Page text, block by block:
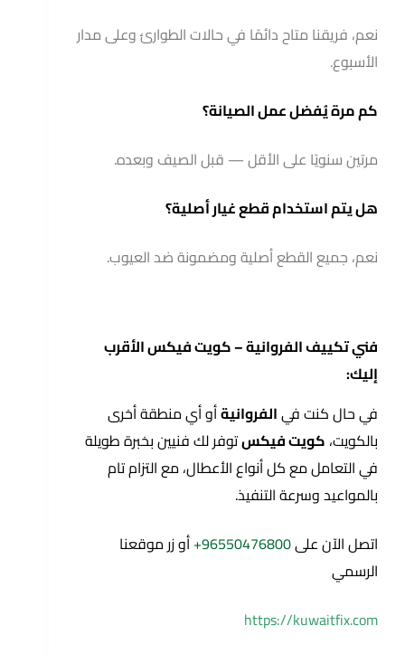
نعم، فريقنا متاح دائمًا في حالات الطوارئ وعلى مدار
الأسبوع.
كم مرة يُفضل عمل الصيانة؟
مرتين سنويًا على الأقل — قبل الصيف وبعده.
هل يتم استخدام قطع غيار أصلية؟
نعم، جميع القطع أصلية ومضمونة ضد العيوب.
فني تكييف الفروانية – كويت فيكس الأقرب
إليك:
في حال كنت فيالفروانيةأو أي منطقة أخرى
بالكويت، كويت فيكستوفر لك فنيين بخبرة طويلة
في التعامل مع كل أنواع الأعطال، مع التزام تام
بالمواعيد وسرعة التنفيذ.
اتصل الآن على96550476800+ أو زر موقعنا
الرسمي
https://kuwaitfix.com